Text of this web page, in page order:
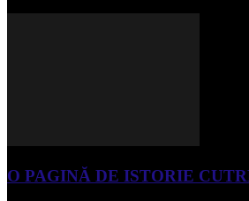
O PAGINĂ DE ISTORIE